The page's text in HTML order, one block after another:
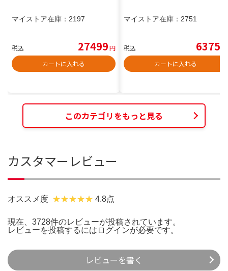
マイストア在庫： 2197
税込 27499円
カートに入れる
マイストア在庫： 2751
税込 6375
カートに入れる
このカテゴリをもっと見る
カスタマーレビュー
オススメ度 4.8点
現在、3728件のレビューが投稿されています。
レビューを投稿するには ログインが必要です。
レビューを書く